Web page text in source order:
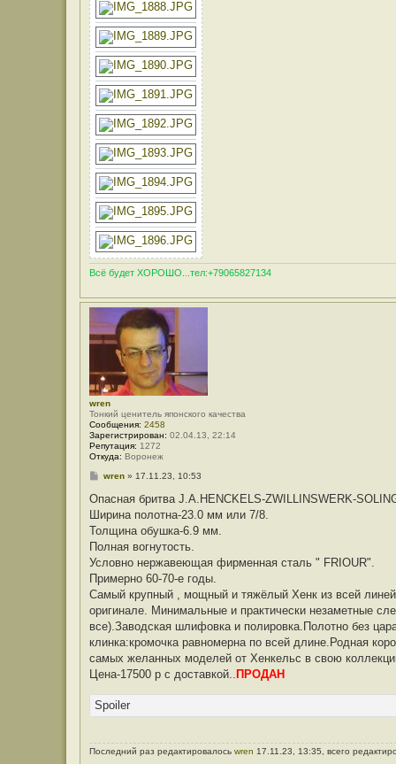
Всё будет ХОРОШО...тел:+79065827134
wren
Тонкий ценитель японского качества
Сообщения: 2458
Зарегистрирован: 02.04.13, 22:14
Репутация: 1272
Откуда: Воронеж
С
о
щ
е
и
е
wren» 17.11.23, 10:53
Опасная бритва J.A.HENCKELS-ZWILLINSWERK-
Ширина полотна-23.0 мм или 7/8.
Толщина обушка-6.9 мм.
Полная вогнутость.
Условно нержавеющая фирменная сталь " FRIOUR".
Примерно 60-70-е годы.
Самый крупный , мощный и тяжёлый Хенк из всей
оригинале. Минимальные и практически незаметные
все).Заводская шлифовка и полировка.Полотно без
клинка:кромочка равномерна по всей длине.Родная
самых желанных моделей от Хенкельс в свою
Цена-17500 р с доставкой.. ПРОДАН
Spoiler
Последний раз редактировалось wren 17.11.23, 13:35, всего